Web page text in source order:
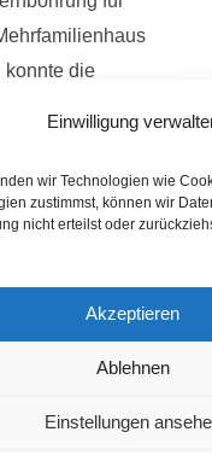
Einwilligung
wir Technologien wie
zustimmst, können wir
nicht erteilst oder
Akzeptieren
Ablehnen
Einstellungen
konnte die
ANFRAGEN